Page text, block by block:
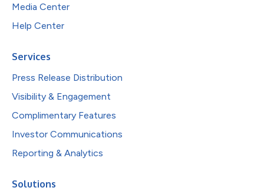
Media Center
Help Center
Services
Press Release Distribution
Visibility & Engagement
Complimentary Features
Investor Communications
Reporting & Analytics
Solutions